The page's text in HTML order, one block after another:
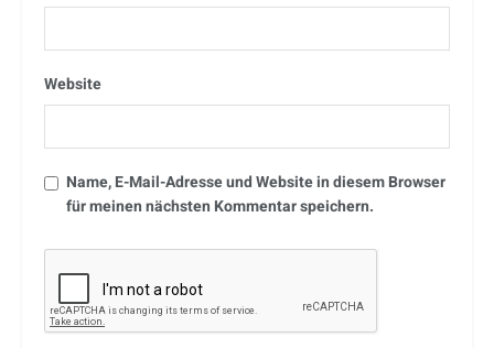
Website
Name, E-Mail-Adresse und Website in diesem Browser
für meinen nächsten Kommentar speichern.